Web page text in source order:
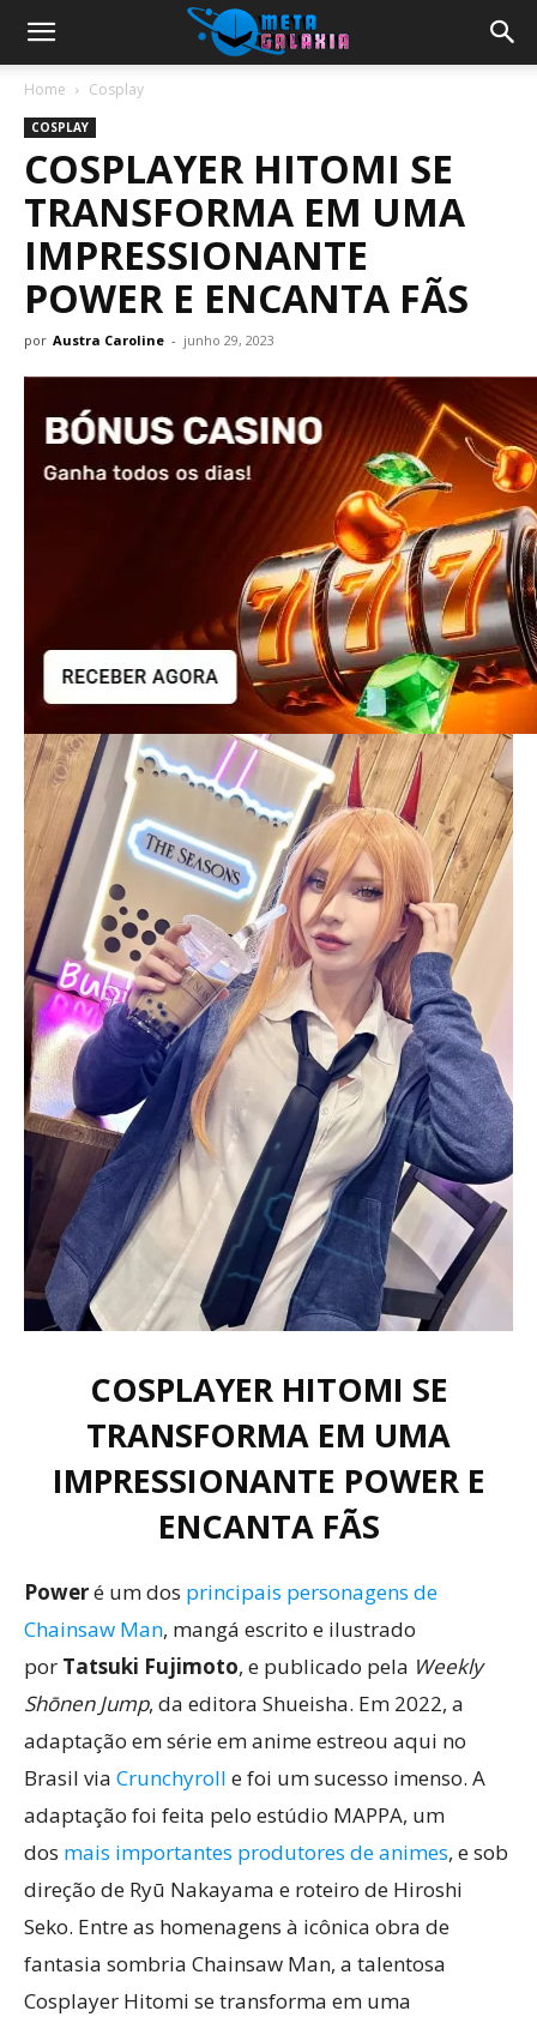
Home Cosplay
COSPLAY
COSPLAYER HITOMI SE
TRANSFORMA EM UMA
IMPRESSIONANTE
POWER E ENCANTA FÃS
por Austra Caroline - junho 29, 2023
COSPLAYER HITOMI SE
TRANSFORMA EM UMA
IMPRESSIONANTE POWER E
ENCANTA FÃS
Poweré um dos principais personagens de
Chainsaw Man, mangá escrito e ilustrado
por Tatsuki Fujimoto, e publicado pela Weekly
Shōnen Jump, da editora Shueisha. Em 2022, a
adaptação em série em anime estreou aqui no
Brasil via Crunchyroll e foi um sucesso imenso. A
adaptação foi feita pelo estúdio MAPPA, um
dos mais importantes produtores de animes, e sob
direção de Ryū Nakayama e roteiro de Hiroshi
Seko. Entre as homenagens à icônica obra de
fantasia sombria Chainsaw Man, a talentosa
Cosplayer Hitomi se transforma em uma